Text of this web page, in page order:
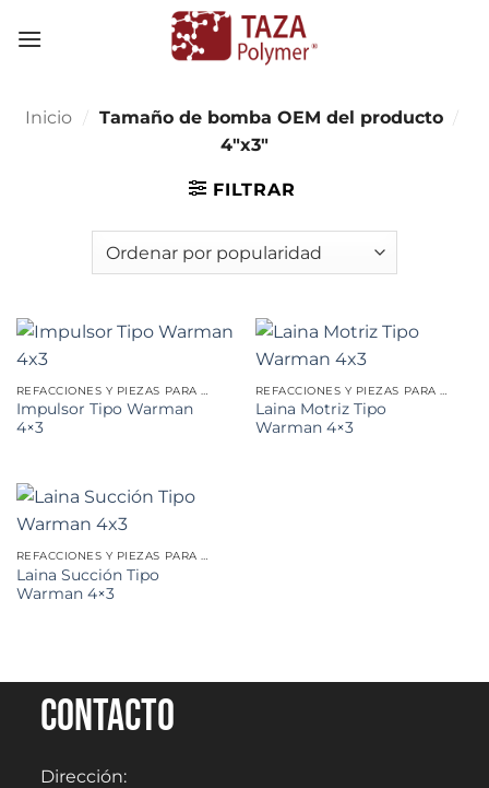
Inicio / Tamaño de bomba OEM del producto /
4"x3"
FILTRAR
REFACCIONES Y PIEZAS PARA MINERÍA
Impulsor Tipo Warman
4×3
REFACCIONES Y PIEZAS PARA MINERÍA
Laina Motriz Tipo
Warman 4×3
REFACCIONES Y PIEZAS PARA MINERÍA
Laina Succión Tipo
Warman 4×3
Contacto
Dirección: